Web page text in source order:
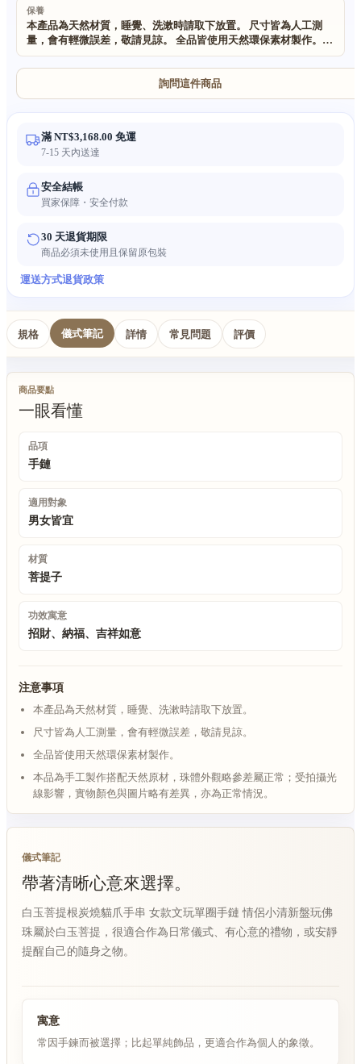
保養
本產品為天然材質，睡覺、洗漱時請取下放置。 尺寸皆為人工測
量，會有輕微誤差，敬請見諒。 全品皆使用天然環保素材製作。
本品為手工製作搭配天然原材，珠體外觀略參差屬正常；受拍攝光
線影響，實物顏色與圖片略有差異，亦為正常情況。
詢問這件商品
滿 NT$3,168.00 免運
7-15 天內送達
安全結帳
買家保障・安全付款
30 天退貨期限
商品必須未使用且保留原包裝
運送方式退貨政策
規格 儀式筆記 詳情 常見問題 評價
商品要點
一眼看懂
品項
手鏈
適用對象
男女皆宜
材質
菩提子
功效寓意
招財、納福、吉祥如意
注意事項
本產品為天然材質，睡覺、洗漱時請取下放置。
尺寸皆為人工測量，會有輕微誤差，敬請見諒。
全品皆使用天然環保素材製作。
本品為手工製作搭配天然原材，珠體外觀略參差屬正常；受拍攝光
線影響，實物顏色與圖片略有差異，亦為正常情況。
儀式筆記
帶著清晰心意來選擇。
白玉菩提根炭燒貓爪手串 女款文玩單圈手鏈 情侶小清新盤玩佛
珠屬於白玉菩提，很適合作為日常儀式、有心意的禮物，或安靜
提醒自己的隨身之物。
寓意
常因手鍊而被選擇；比起單純飾品，更適合作為個人的象徵。